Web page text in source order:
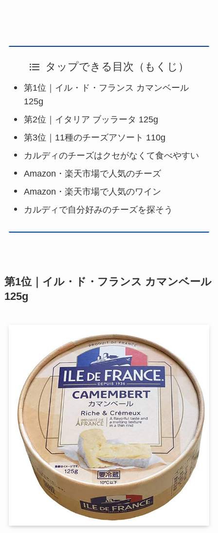
タップできる目次（もくじ）
第1位｜イル・ド・フランス カマンベール
125g
第2位｜イタリア ブッラータ 125g
第3位｜11種のチーズアソート 110g
カルディのチーズはクセがなくて食べやすい
Amazon・楽天市場で人気のチーズ
Amazon・楽天市場で人気のワイン
カルディで自分好みのチーズを探そう
第1位｜イル・ド・フランス カマンベール
125g